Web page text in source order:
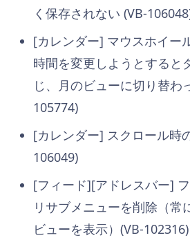
く保存されない (VB-
[カレンダー] マウスホイー
時間を変更しようとすると
じ、月のビューに切り替わ
105774)
[カレンダー] スクロール時
106049)
[フィード][アドレスバー]
リサブメニューを削除（常
ビューを表示）(VB-102316)